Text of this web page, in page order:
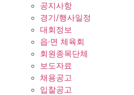
공지사항
경기/행사일정
대회정보
읍·면 체육회
회원종목단체
보도자료
채용공고
입찰공고